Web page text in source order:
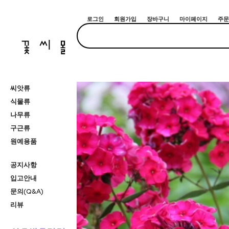
로그인 회원가입 장바구니 마이페이지 주
씨앗류
식물류
나무류
구근류
원예용품
공지사항
입고안내
문의(Q&A)
리뷰